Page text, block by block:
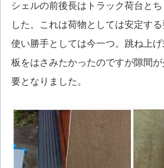
シェルの前後長はトラック荷台と
した。これは荷物としては安定す
使い勝手としては今一つ。跳ね上
板をはさみたかったのですが隙間
要となりました。